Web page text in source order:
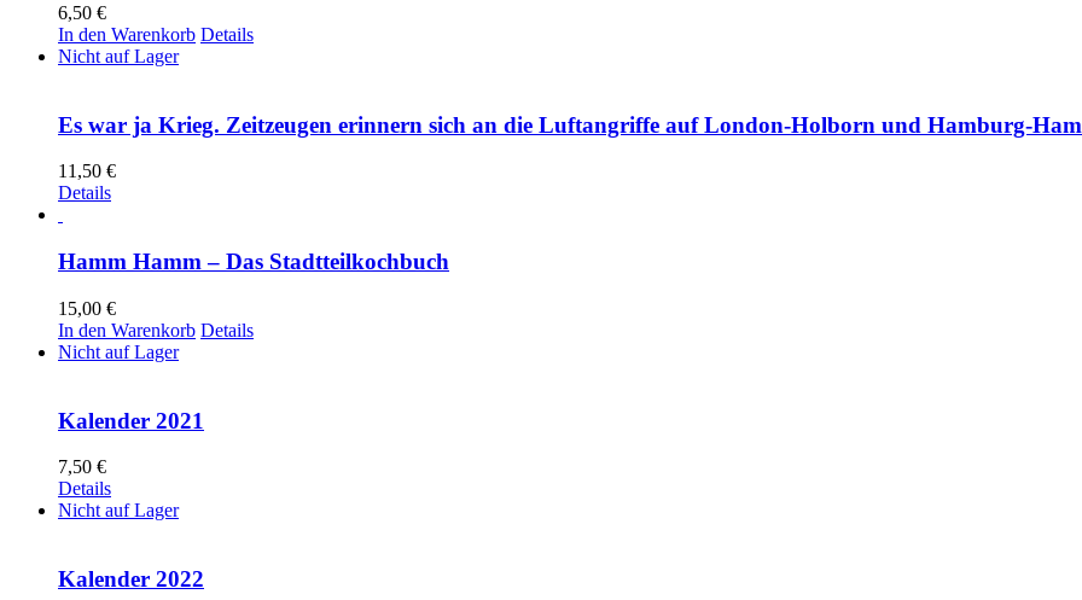
6,50 €
In den Warenkorb Details
Nicht auf Lager
Es war ja Krieg. Zeitzeugen erinnern sich an die Luftangriffe auf London-Holborn und Hamburg-
11,50 €
Details
Hamm Hamm – Das Stadtteilkochbuch
15,00 €
In den Warenkorb Details
Nicht auf Lager
Kalender 2021
7,50 €
Details
Nicht auf Lager
Kalender 2022